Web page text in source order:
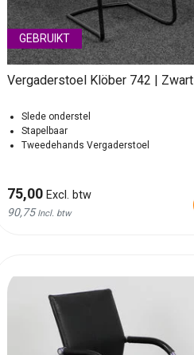
GEBRUIKT
Vergaderstoel Klöber 742 | Zwart
Slede onderstel
Stapelbaar
Tweedehands Vergaderstoel
75,00 Excl. btw
90,75Incl. btw